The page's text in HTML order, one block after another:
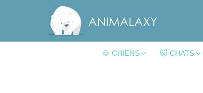
🐶 CHIENS 🐱 CHATS